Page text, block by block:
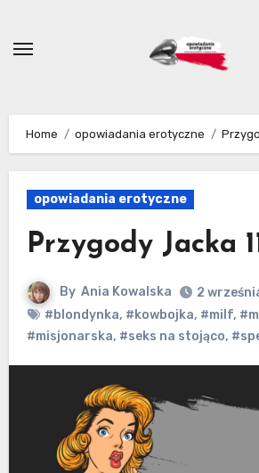
content
Home opowiadania erotyczne
opowiadania erotyczne
Przygody Jacka
By Ania Kowalska
2
#blondynka, #kowbojka, #milf,
#misjonarska, #seks na stojąco,